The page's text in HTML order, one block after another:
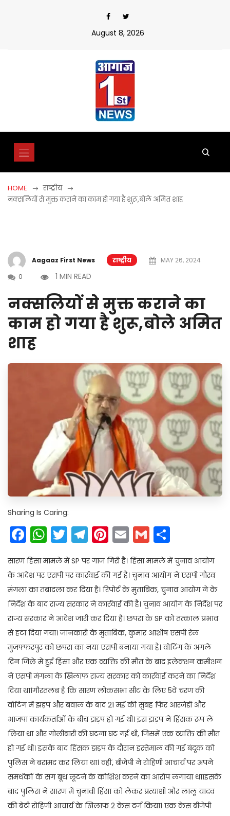
August 8, 2026
HOME
राष्ट्रीय
नक्सलियों से मुक्त कराने का काम हो गया है शुरू,बोले अमित शाह
Aagaaz First News राष्ट्रीय
MAY 26, 2024
0
1 MIN READ
नक्सलियों से मुक्त कराने का
काम हो गया है शुरू,बोले अमित
शाह
Sharing Is Caring:
Facebook
WhatsApp
Twitter
Telegram
Pinterest
EmailGmail
सारण हिंसा मामले में SP पर गाज गिरी है। हिंसा मामले में चुनाव आयोग
के आदेश पर एसपी पर कार्रवाई की गई है। चुनाव आयोग ने एसपी गौरव
मंगला का तबादला कर दिया है। रिपोर्ट के मुताबिक, चुनाव आयोग ने के
निर्देश के बाद राज्य सरकार ने कार्रवाई की है। चुनाव आयोग के निर्देश पर
राज्य सरकार ने आदेश जारी कर दिया है। छपरा के SP को तत्काल प्रभाव
से हटा दिया गया। जानकारी के मुताबिक, कुमार आशीष एसपी रेल
मुजफ्फरपुर को छपरा का नया एसपी बनाया गया है। वोटिंग के अगले
दिन जिले में हुई हिंसा और एक व्यक्ति की मौत के बाद इलेक्शन कमीशन
ने एसपी मंगला के खिलाफ राज्य सरकार को कार्रवाई करने का निर्देश
दिया था।गौरतलब है कि सारण लोकसभा सीट के लिए 5वें चरण की
वोटिंग में झड़प और बवाल के बाद 21 मई की सुबह फिर आरजेडी और
भाजपा कार्यकर्ताओं के बीच झड़प हो गई थी। इस झड़प ने हिंसक रूप ले
लिया था और गोलीबारी की घटना घट गई थी, जिसमें एक व्यक्ति की मौत
हो गई थी। इसके बाद हिंसक झड़प के दौरान इस्तेमाल की गई बंदूक को
पुलिस ने बरामद कर लिया था। वहीं, बीजेपी ने रोहिणी आचार्य पर अपने
समर्थकों के संग बूथ लूटने के कोशिश करने का आरोप लगाया था।इसके
बाद पुलिस ने सारण में चुनावी हिंसा को लेकर प्रत्याशी और लालू यादव
की बेटी रोहिणी आचार्य के खिलाफ 2 केस दर्ज किया। एक केस बीजेपी